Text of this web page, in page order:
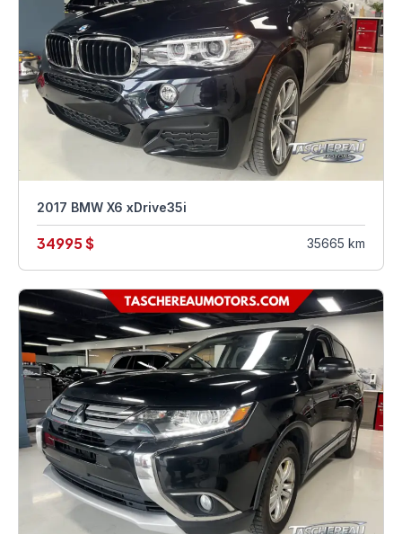
2017 BMW X6 xDrive35i
34995 $ 35665 km